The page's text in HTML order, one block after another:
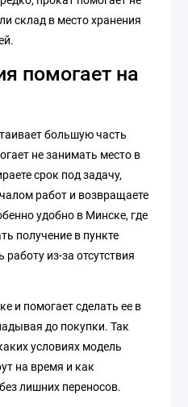
склад в место хранения
помогает на
большую часть
не занимать место в
срок под задачу,
работ и возвращаете
удобно в Минске, где
получение в пункте
из-за отсутствия
и помогает сделать ее в
до покупки. Так
условиях модель
на время и как
лишних переносов.